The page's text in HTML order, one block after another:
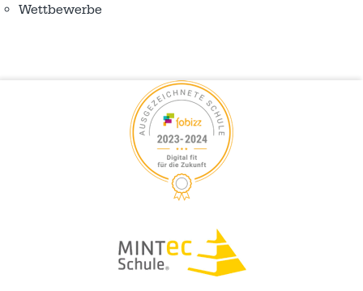
Wettbewerbe